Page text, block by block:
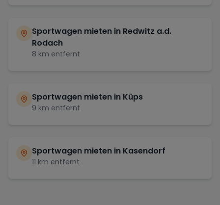
Sportwagen mieten in Redwitz a.d.
Rodach
8 km entfernt
Sportwagen mieten in Küps
9 km entfernt
Sportwagen mieten in Kasendorf
11 km entfernt